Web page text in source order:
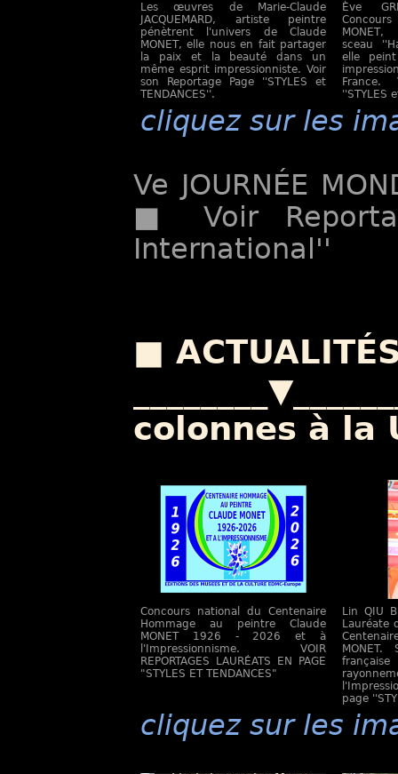
Les œuvres de Marie-Claude
JACQUEMARD, artiste peintre
pénètrent l'univers de Claude
MONET, elle nous en fait partager
la paix et la beauté dans un
même esprit impressionniste. Voir
son Reportage Page ''STYLES et
TENDANCES''.
Ève
sceau
elle
France.
''STYLES
cliquez sur les
Ve JOURNÉE
■ Voir
International''
■
colonnes à la
Concours national du Centenaire
Hommage au peintre Claude
MONET 1926 - 2026 et à
l'Impressionnisme. VOIR
REPORTAGES LAURÉATS EN PAGE
"STYLES ET TENDANCES"
Lin QIU
Lauréate
page
cliquez sur les